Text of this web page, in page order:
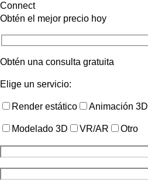
Connect
Obtén el mejor precio hoy
Obtén una consulta gratuita
Elige un servicio:
Render estático Animación 3D
Modelado 3D VR/AR Otro